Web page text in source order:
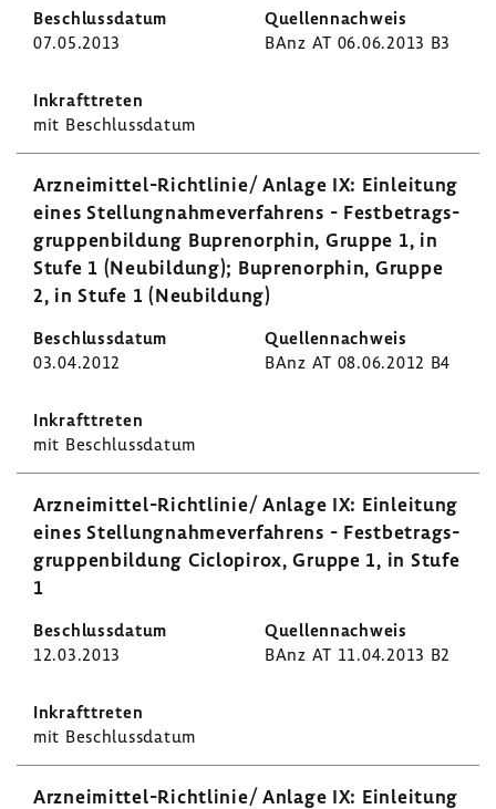
07.05.2013 BAnz AT 06.06.2013 B3
mit Beschluss­datum
Arzneimittel-​Richtlinie/ Anlage IX: Einlei­tung
eines Stel­lung­nah­me­ver­fah­rens - Fest­be­trags­
grup­pen­bil­dung Buprenor­phin, Gruppe 1, in
Stufe 1 (Neubil­dung); Buprenor­phin, Gruppe
2, in Stufe 1 (Neubil­dung)
03.04.2012 BAnz AT 08.06.2012 B4
mit Beschluss­datum
Arzneimittel-​Richtlinie/ Anlage IX: Einlei­tung
eines Stel­lung­nah­me­ver­fah­rens - Fest­be­trags­
grup­pen­bil­dung Ciclo­pirox, Gruppe 1, in Stufe
1
12.03.2013 BAnz AT 11.04.2013 B2
mit Beschluss­datum
Arzneimittel-​Richtlinie/ Anlage IX: Einlei­tung